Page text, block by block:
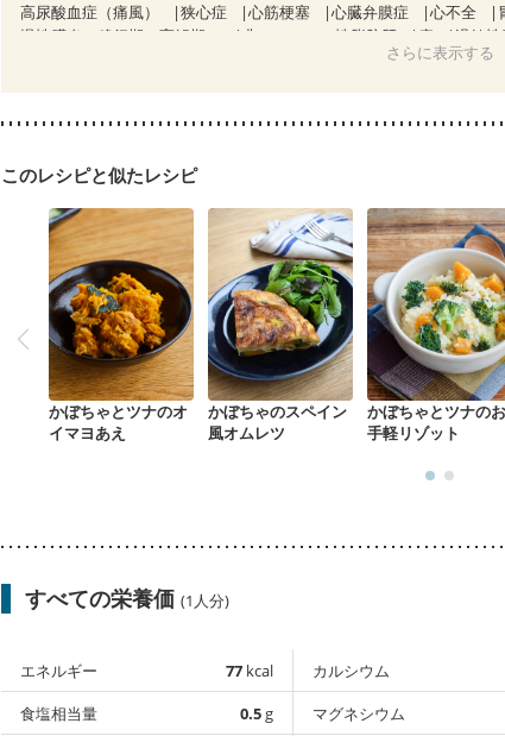
高尿酸血症（痛風）
狭心症 心筋梗塞 心臓弁膜症 心不全
慢性膵炎（移行期・寛解期）
非アルコール性脂肪肝 痔 過敏性
糖尿病性腎症
妊婦健診・体重増加が気になる（初期）
妊婦健診・血圧が気にな
産後（ミルク）
骨折
さらに表示する
このレシピと似たレシピ
かぼちゃとツナのオ
イマヨあえ
かぼちゃのスペイン
風オムレツ
かぼちゃとツナのお
手軽リゾット
すべての栄養価 (1人分)
エネルギー 77 kcal
食塩相当量
0.5g
カルシウム
マグネシウム